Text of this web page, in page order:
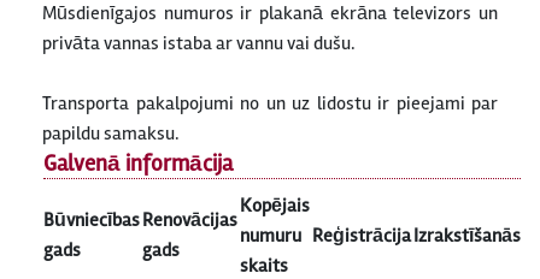
Mūsdienīgajos numuros ir plakanā ekrāna televizors un
privāta vannas istaba ar vannu vai dušu.
Transporta pakalpojumi no un uz lidostu ir pieejami par
papildu samaksu.
Būvniecības
gads
Renovācijas
gads
Kopējais
numuru
skaits
ReģistrācijaIzrakstīšanās
Galvenā informācija